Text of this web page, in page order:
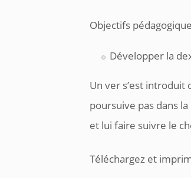
Objectifs
Développer la
Un ver s’est introduit
poursuive pas dans
et lui faire suivre le
Téléchargez et